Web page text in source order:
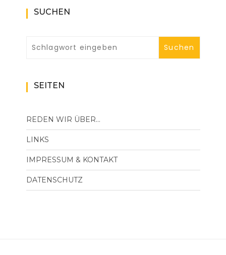
SUCHEN
SEITEN
REDEN WIR ÜBER…
LINKS
IMPRESSUM & KONTAKT
DATENSCHUTZ